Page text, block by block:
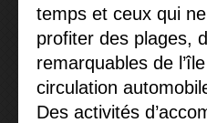
temps et ceux qui
profiter des plages,
remarquables de
circulation
Des activités